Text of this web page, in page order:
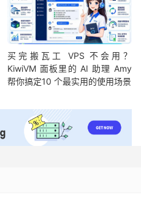
买完搬瓦工 VPS 不会用？
KiwiVM 面板里的 AI 助理 Amy
帮你搞定10 个最实用的使用场景